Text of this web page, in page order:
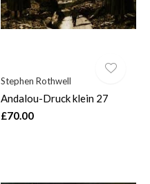
Stephen Rothwell
Andalou-Druck klein 27
£70.00